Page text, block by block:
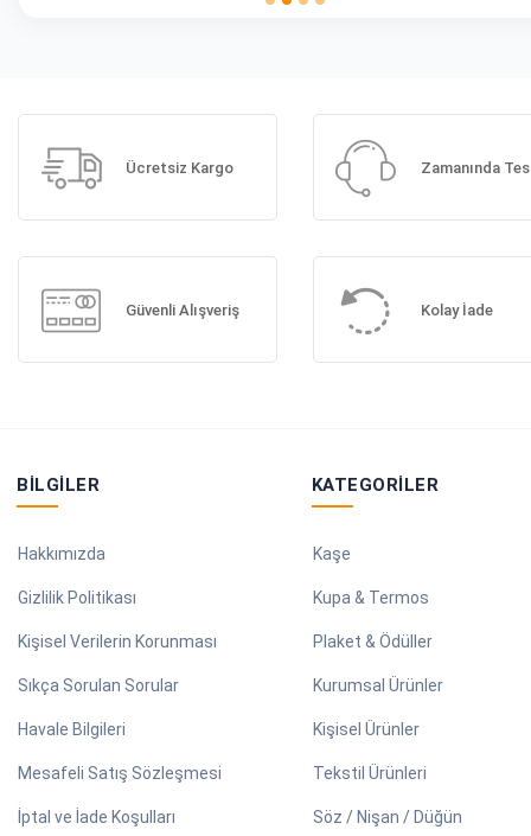
Ücretsiz Kargo Zamanında
Güvenli Alışveriş Kolay İade
BILGILER
Hakkımızda
Gizlilik Politikası
Kişisel Verilerin Korunması
Sıkça Sorulan Sorular
Havale Bilgileri
Mesafeli Satış Sözleşmesi
İptal ve İade Koşulları
KATEGORILER
Kaşe
Kupa & Termos
Plaket & Ödüller
Kurumsal Ürünler
Kişisel Ürünler
Tekstil Ürünleri
Söz / Nişan / Düğün